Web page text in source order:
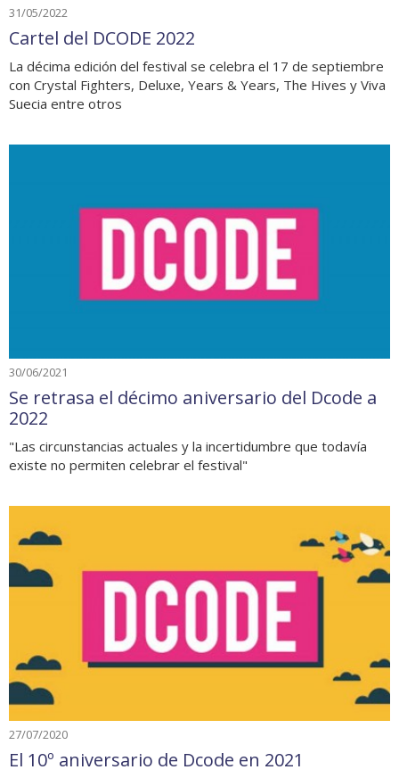
31/05/2022
Cartel del DCODE 2022
La décima edición del festival se celebra el 17 de septiembre
con Crystal Fighters, Deluxe, Years & Years, The Hives y Viva
Suecia entre otros
30/06/2021
Se retrasa el décimo aniversario del Dcode a
2022
"Las circunstancias actuales y la incertidumbre que todavía
existe no permiten celebrar el festival"
27/07/2020
El 10º aniversario de Dcode en 2021